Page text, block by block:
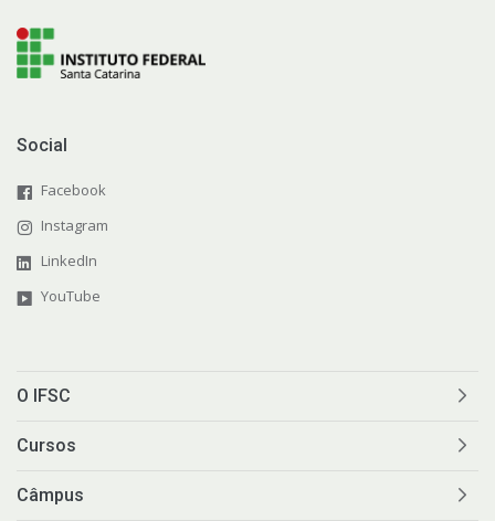
Social
Facebook
Instagram
LinkedIn
YouTube
O IFSC
Cursos
Câmpus